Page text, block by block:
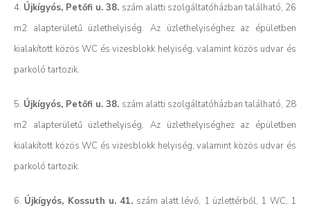
4. Újkígyós, Petőfi u. 38. szám alatti szolgáltatóházban található, 26
m2 alapterületű üzlethelyiség. Az üzlethelyiséghez az épületben
kialakított közös WC és vizesblokk helyiség, valamint közös udvar és
parkoló tartozik.
5. Újkígyós, Petőfi u. 38. szám alatti szolgáltatóházban található, 28
m2 alapterületű üzlethelyiség. Az üzlethelyiséghez az épületben
kialakított közös WC és vizesblokk helyiség, valamint közös udvar és
parkoló tartozik.
6. Újkígyós, Kossuth u. 41. szám alatt lévő, 1 üzlettérből, 1 WC, 1